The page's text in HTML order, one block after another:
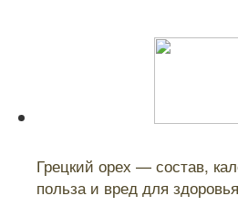
Грецкий орех — состав,
польза и вред для здоровья